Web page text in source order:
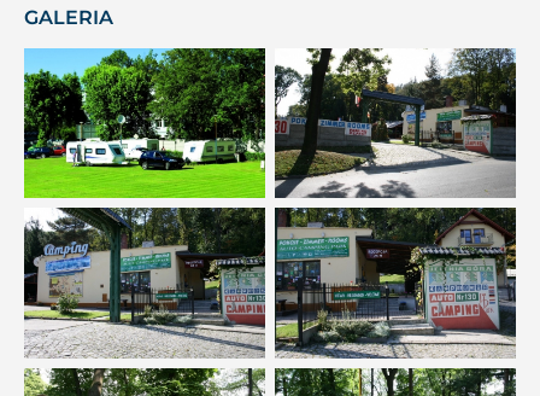
GALERIA